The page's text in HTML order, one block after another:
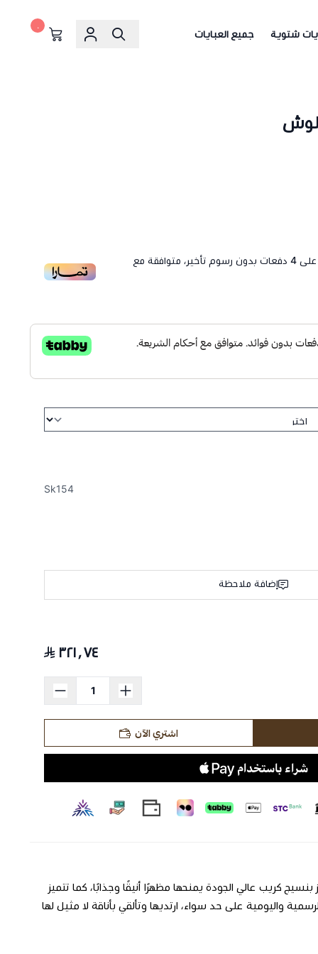
شتوية جميع العبايات
٠
4 دفعات بدون رسوم تأخير، متوافقة مع
Sk154
إضافة ملاحظة
٣٢١٫٧٤
اشتري الآن
كريب عالي الجودة يمنحها مظهرًا أنيقًا وجذابًا، كما تتميز
واليومية على حد سواء، ارتديها وتألقي بأناقة لا مثيل لها